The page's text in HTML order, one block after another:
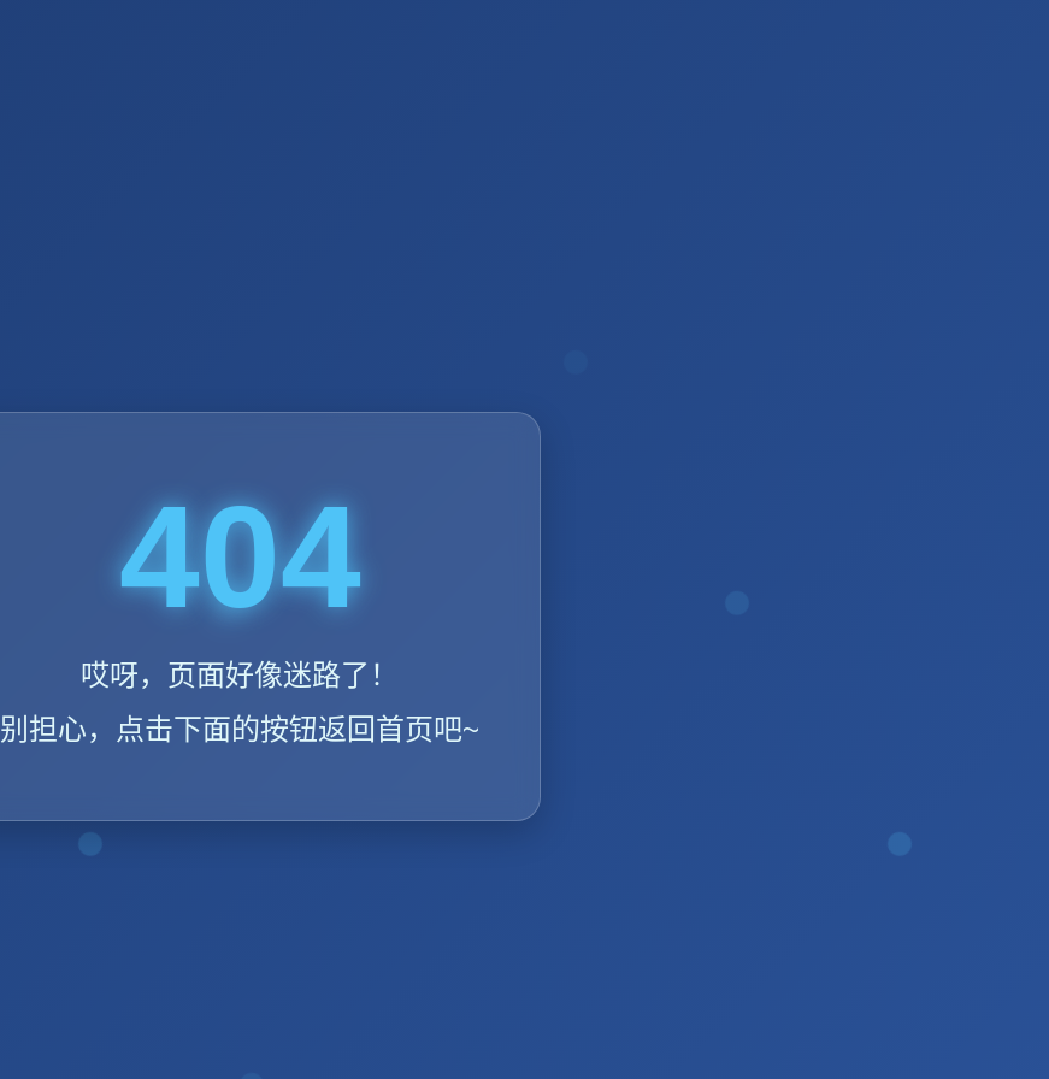
404
哎呀，页面好像迷路了！
别担心，点击下面的按钮返回首页吧~